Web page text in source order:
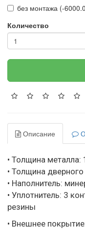
без монтажа (-
Количество
Описание
• Толщина металла:
• Толщина
• Наполнитель:
• Уплотнитель: 3
резины
• Внешнее